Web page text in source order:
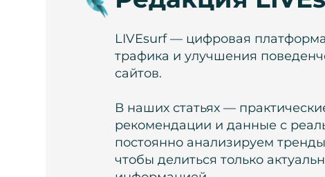
LIVEsurf — цифровая
трафика и улучшения
сайтов.
В наших статьях —
рекомендации и данные с
постоянно анализируем
чтобы делиться только